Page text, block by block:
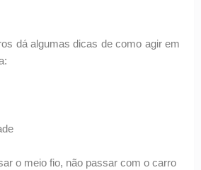
dá algumas dicas de como agir em
o meio fio, não passar com o carro